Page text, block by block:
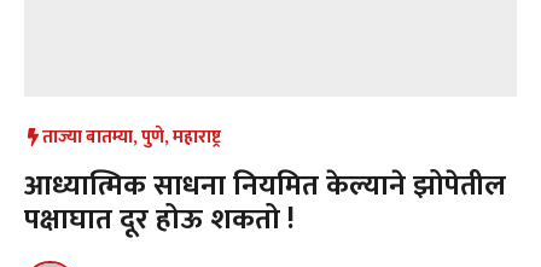
ताज्या बातम्या,पुणे,महाराष्ट्र
आध्यात्मिक साधना नियमित केल्याने झोपेतील
पक्षाघात दूर होऊ शकतो !